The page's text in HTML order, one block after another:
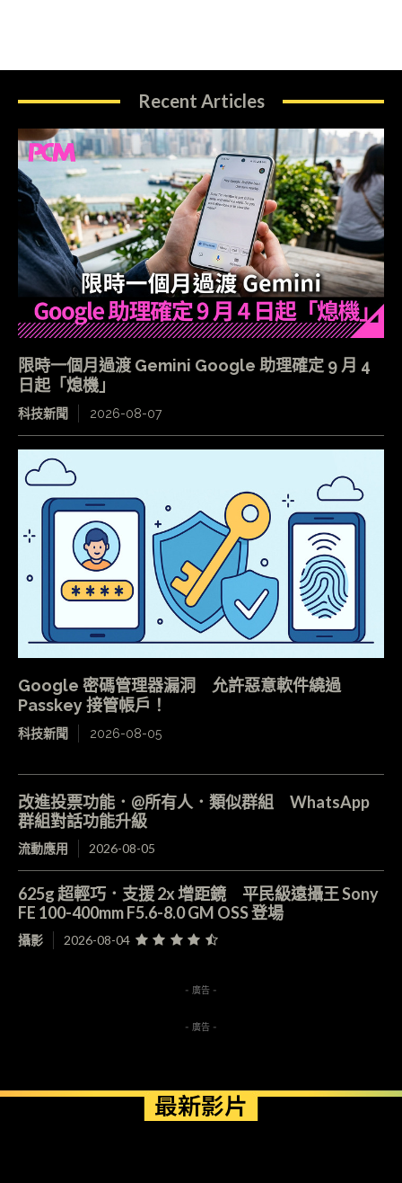
Recent Articles
限時一個月過渡 Gemini Google 助理確定 9 月 4
日起「熄機」
科技新聞 2026-08-07
Google 密碼管理器漏洞 允許惡意軟件繞過
Passkey 接管帳戶！
科技新聞 2026-08-05
改進投票功能．@所有人．類似群組 WhatsApp
群組對話功能升級
流動應用 2026-08-05
625g 超輕巧．支援 2x 增距鏡 平民級遠攝王 Sony
FE 100-400mm F5.6-8.0 GM OSS 登場
攝影 2026-08-04
- 廣告 -
- 廣告 -
最新影片